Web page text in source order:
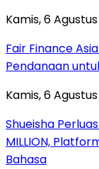
Kamis, 6
Fair Finance
Pendanaan
Kamis, 6
Shueisha
MILLION,
Bahasa